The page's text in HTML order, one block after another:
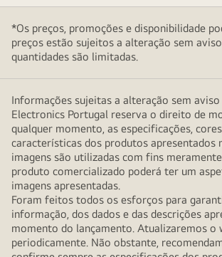
*Os preços, promoções e disponibilidade
preços estão sujeitos a alteração sem
quantidades são limitadas.
Informações sujeitas a alteração sem aviso
Electronics Portugal reserva o direito de
qualquer momento, as especificações,
características dos produtos apresentados
imagens são utilizadas com fins
produto comercializado poderá ter um
imagens apresentadas.
Foram feitos todos os esforços para
informação, dos dados e das descrições
momento do lançamento. Atualizaremos o
periodicamente. Não obstante,